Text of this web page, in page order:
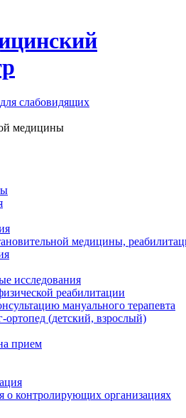
слабовидящих
медицины
медицины,
исследования
реабилитации
мануального терапевта
ортопед (детский, взрослый)
прием
о контролирующих организациях